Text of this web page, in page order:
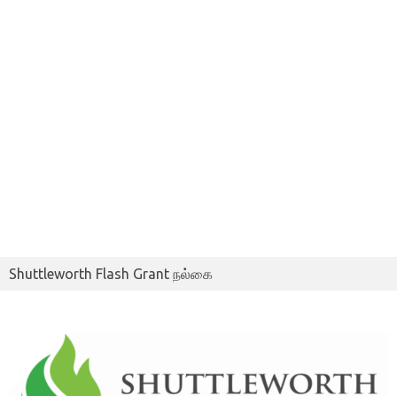
Shuttleworth Flash Grant நல்கை